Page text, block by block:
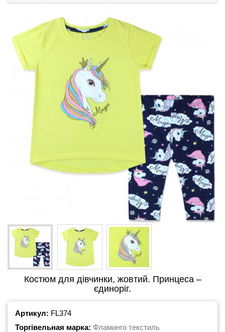
Костюм для дівчинки, жовтий. Принцеса –
єдиноріг.
Артикул: FL374
Торгівельная марка: Фламинго текстиль